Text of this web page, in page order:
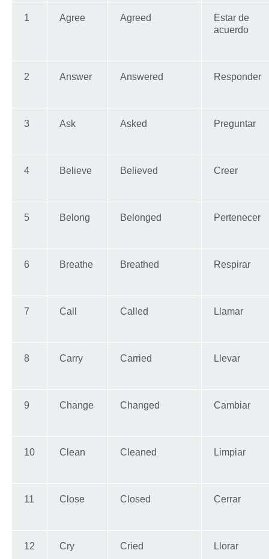
1 Agree Agreed
Estar de
acuerdo
2 Answer Answered Responder
3 Ask Asked Preguntar
4 Believe Believed Creer
5 Belong Belonged Pertenecer
6 Breathe Breathed Respirar
7 Call Called Llamar
8 Carry Carried Llevar
9 Change Changed Cambiar
10 Clean Cleaned Limpiar
11 Close Closed Cerrar
12 Cry Cried Llorar